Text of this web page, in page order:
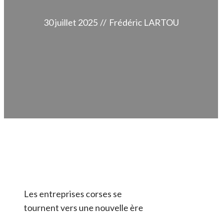
30 juillet 2025 // Frédéric LARTOU
Les entreprises corses se
tournent vers une nouvelle ère